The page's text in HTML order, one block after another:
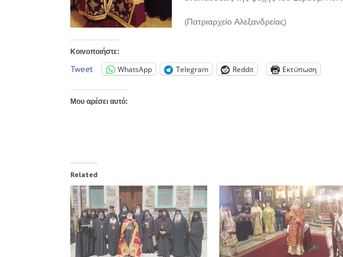
(Πατριαρχείο Αλεξανδρείας)
Κοινοποιήστε:
Tweet WhatsApp Telegram Reddit Εκτύπωση
Μου αρέσει αυτό:
Related